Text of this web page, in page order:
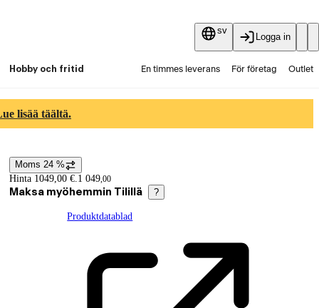
sv
Logga in
Hobby och fritid En timmes leverans För företag Outlet
lisää täältä.
Prisinformation
Moms 24 %
Hinta 1049,00 €. 1 049,00
Maksa myöhemmin Tilillä ?
Produktdatablad